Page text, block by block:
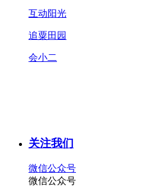
互动阳光
追粟田园
会小二
关注我们
微信公众号
微信公众号